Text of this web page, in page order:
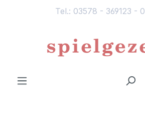
Tel.: 03578 - 369123 - 0